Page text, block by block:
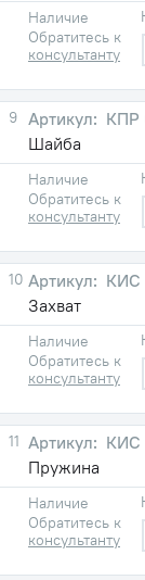
Наличие
Обратитесь к
консультанту
9
КПР
Шайба
Наличие
Обратитесь к
консультанту
10
КИС
Захват
Наличие
Обратитесь к
консультанту
11
КИС
Пружина
Наличие
Обратитесь к
консультанту